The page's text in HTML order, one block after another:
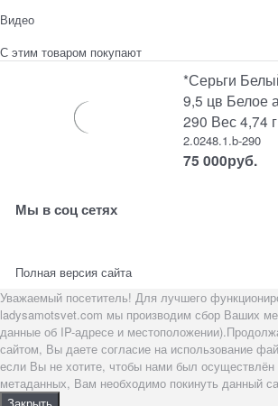
Видео
С этим товаром покупают
*Серьги
9,5 цв Белое
290 Вес 4,74 г
2.0248.1.b-290
75 000руб.
Мы в соц сетях
Полная версия сайта
Уважаемый посетитель! Для лучшего
ladysamotsvet.com мы производим сбор Ваших
данные об IP-адресе и
сайтом, Вы даете согласие на использование
если Вы не хотите, чтобы нами был
метаданных, Вам необходимо покинуть данный